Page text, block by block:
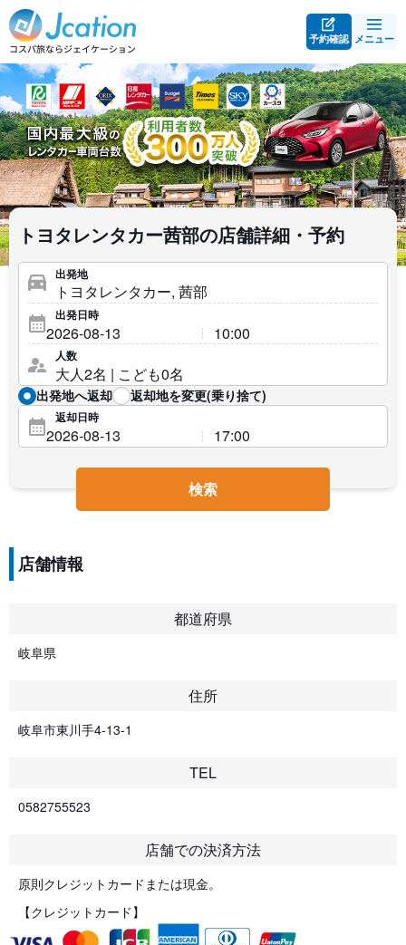
予約確認 メニュー
トヨタレンタカー茜部の店舗詳細・予約
出発地
出発日時
人数
出発地へ返却 返却地を変更(乗り捨て)
返却日時
検索
店舗情報
都道府県
岐阜県
住所
岐阜市東川手4-13-1
TEL
0582755523
店舗での決済方法
原則クレジットカードまたは現金。
【クレジットカード】